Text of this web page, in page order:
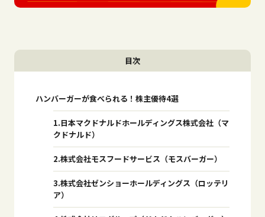
目次
ハンバーガーが食べられる！株主優待4選
1.日本マクドナルドホールディングス株式会社（マ
クドナルド）
2.株式会社モスフードサービス（モスバーガー）
3.株式会社ゼンショーホールディングス（ロッテリ
ア）